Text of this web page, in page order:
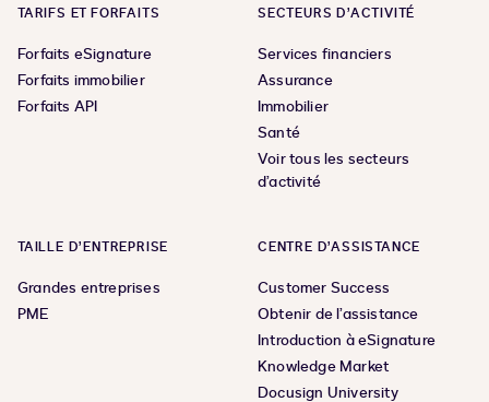
TARIFS ET FORFAITS
Forfaits eSignature
Forfaits immobilier
Forfaits API
SECTEURS D’ACTIVITÉ
Services financiers
Assurance
Immobilier
Santé
Voir tous les secteurs
d’activité
TAILLE D’ENTREPRISE
Grandes entreprises
PME
CENTRE D’ASSISTANCE
Customer Success
Obtenir de l’assistance
Introduction à eSignature
Knowledge Market
Docusign University